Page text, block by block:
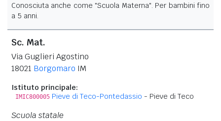
Conosciuta anche come "Scuola Materna". Per bambini fino
a 5 anni.
Sc. Mat.
Via Guglieri Agostino
18021 Borgomaro IM
Istituto principale:
IMIC800005 Pieve di Teco-Pontedassio - Pieve di Teco
Scuola statale